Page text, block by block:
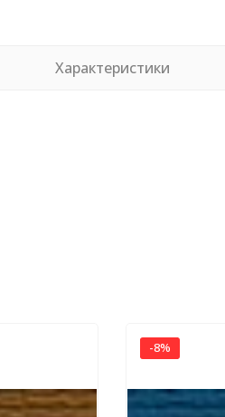
Характеристики
-8%